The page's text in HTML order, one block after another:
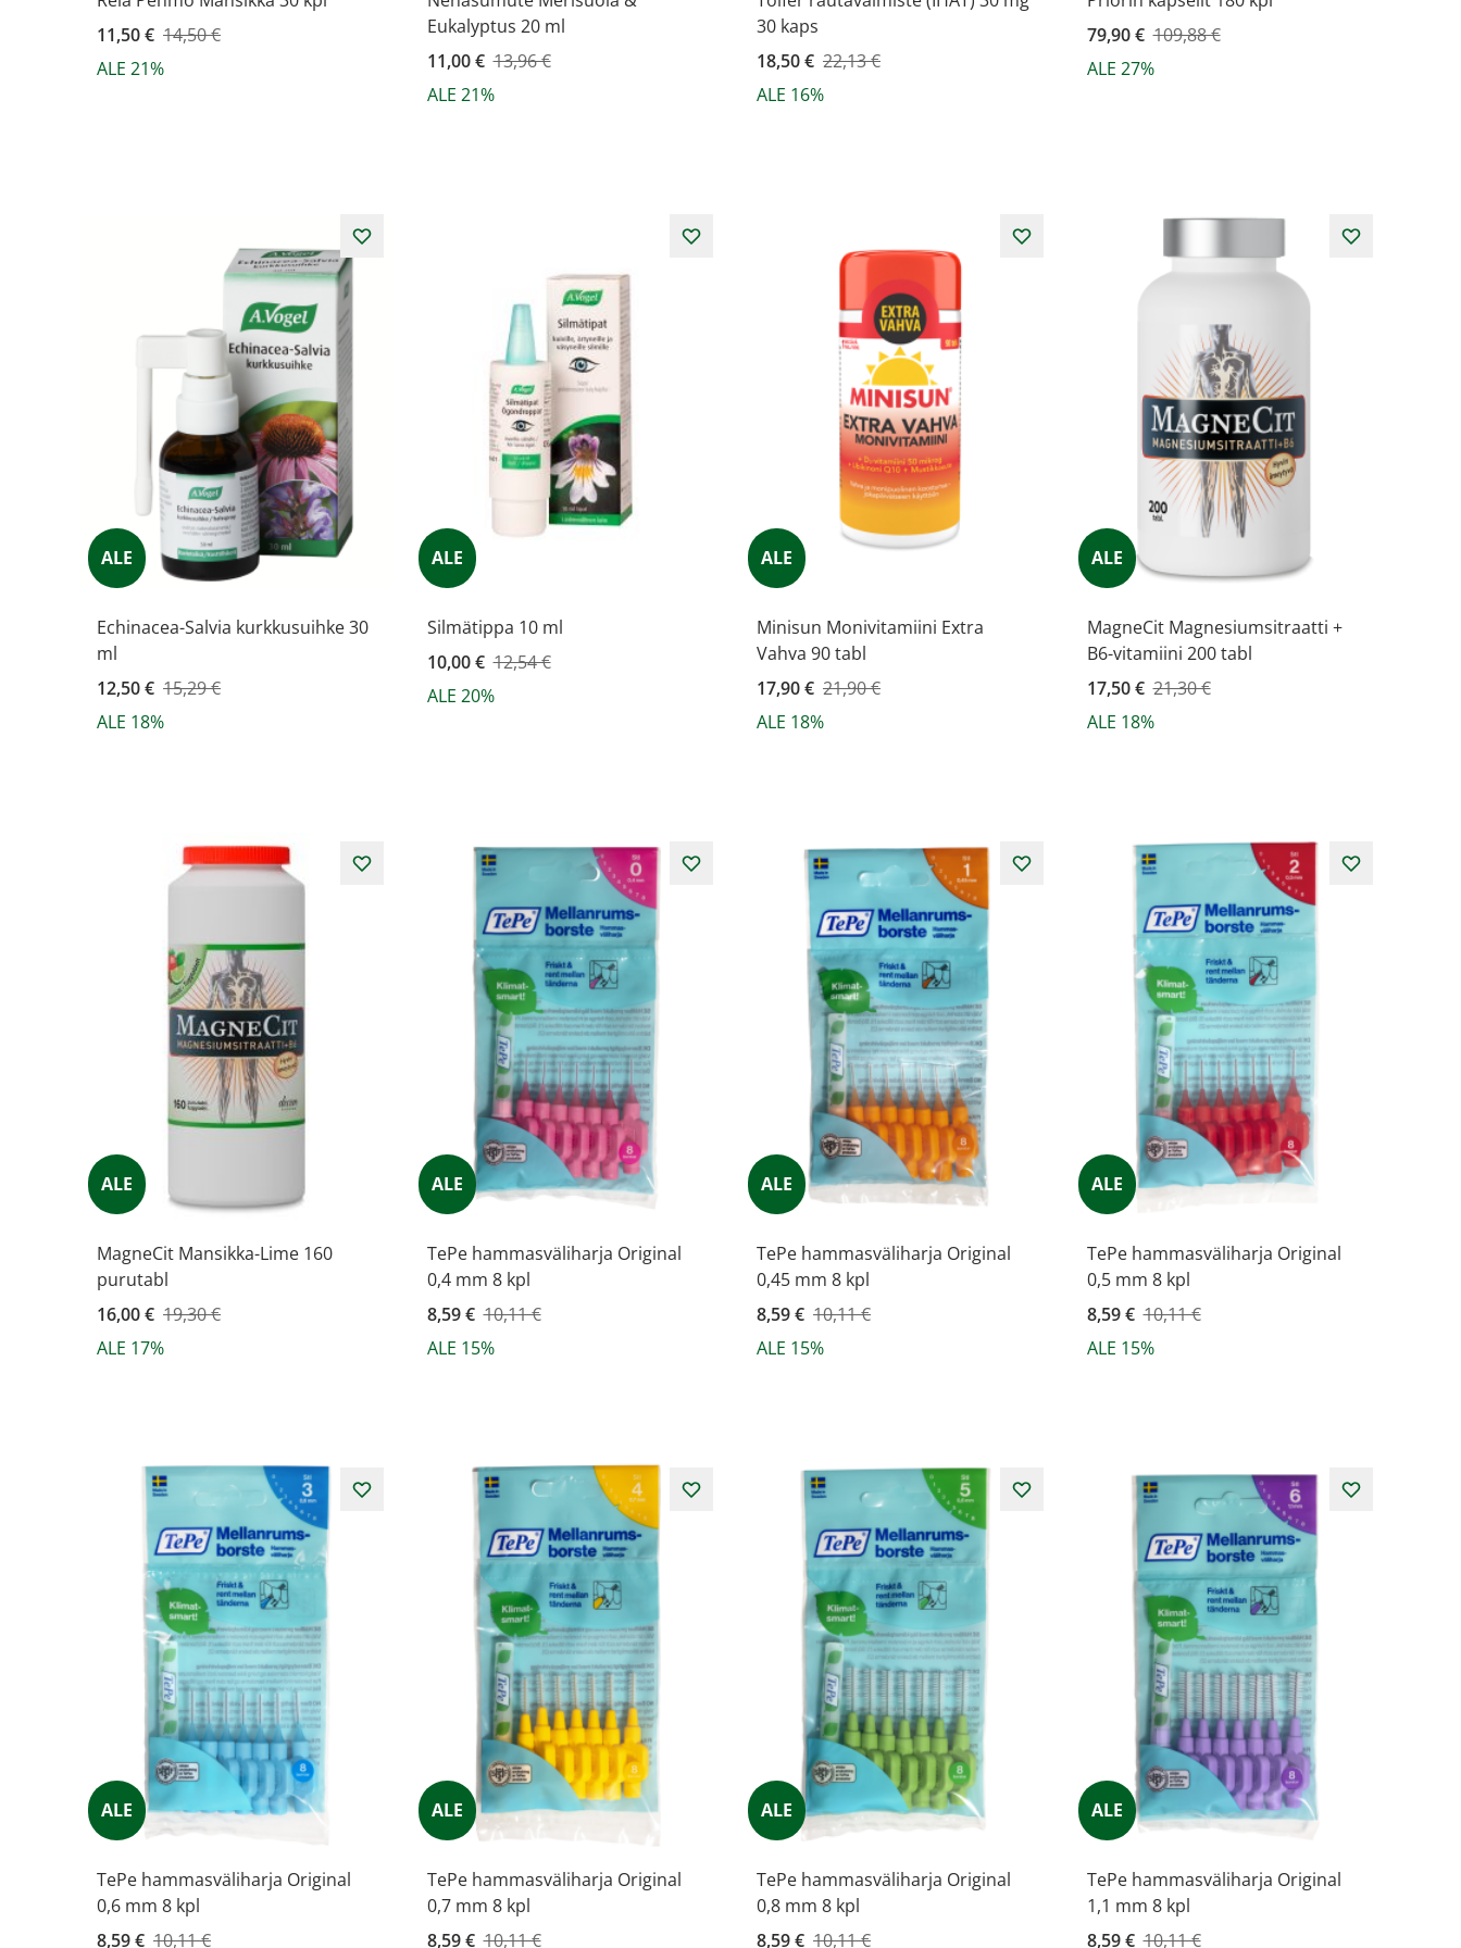
Kampanjahinta
11,50 € 14,50 €
ALE 21%
Eukalyptus 20 ml
Kampanjahinta
11,00 € 13,96 €
ALE 21%
30 kaps
Kampanjahinta
18,50 € 22,13 €
ALE 16%
Kampanjahinta
79,90 € 109,88 €
ALE 27%
ALE
Echinacea-Salvia kurkkusuihke 30
ml
Kampanjahinta
12,50 € 15,29 €
ALE 18%
ALE
Silmätippa 10 ml
Kampanjahinta
10,00 € 12,54 €
ALE 20%
ALE
Minisun Monivitamiini Extra
Vahva 90 tabl
Kampanjahinta
17,90 € 21,90 €
ALE 18%
ALE
MagneCit Magnesiumsitraatti +
B6-vitamiini 200 tabl
Kampanjahinta
17,50 € 21,30 €
ALE 18%
ALE
MagneCit Mansikka-Lime 160
purutabl
Kampanjahinta
16,00 € 19,30 €
ALE 17%
ALE
TePe hammasväliharja Original
0,4 mm 8 kpl
Kampanjahinta
8,59 € 10,11 €
ALE 15%
ALE
TePe hammasväliharja Original
0,45 mm 8 kpl
Kampanjahinta
8,59 € 10,11 €
ALE 15%
ALE
TePe hammasväliharja Original
0,5 mm 8 kpl
Kampanjahinta
8,59 € 10,11 €
ALE 15%
ALE
TePe hammasväliharja Original
0,6 mm 8 kpl
Kampanjahinta
8,59 € 10,11 €
ALE
TePe hammasväliharja Original
0,7 mm 8 kpl
Kampanjahinta
8,59 € 10,11 €
ALE
TePe hammasväliharja Original
0,8 mm 8 kpl
Kampanjahinta
8,59 € 10,11 €
ALE
TePe hammasväliharja Original
1,1 mm 8 kpl
Kampanjahinta
8,59 € 10,11 €